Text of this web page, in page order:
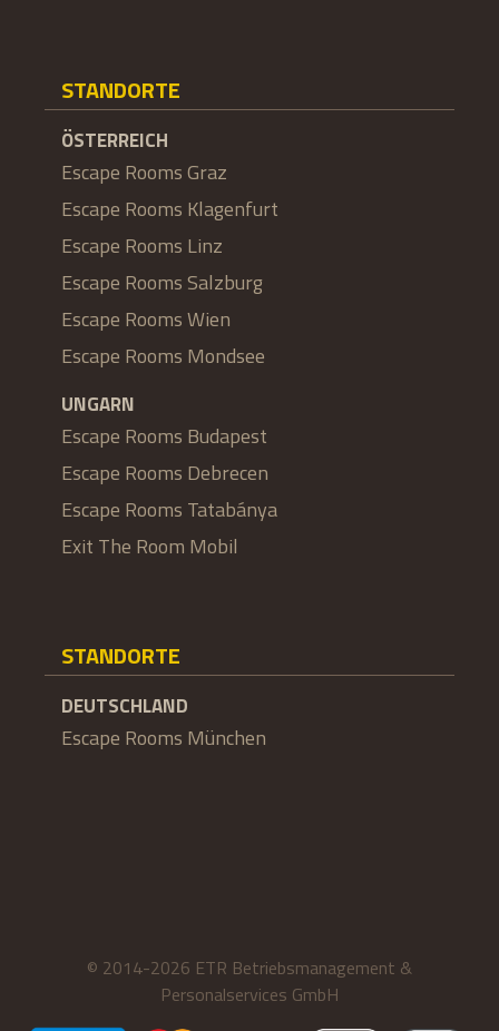
STANDORTE
ÖSTERREICH
Escape Rooms Graz
Escape Rooms Klagenfurt
Escape Rooms Linz
Escape Rooms Salzburg
Escape Rooms Wien
Escape Rooms Mondsee
UNGARN
Escape Rooms Budapest
Escape Rooms Debrecen
Escape Rooms Tatabánya
Exit The Room Mobil
STANDORTE
DEUTSCHLAND
Escape Rooms München
© 2014-2026 ETR Betriebsmanagement &
Personalservices GmbH